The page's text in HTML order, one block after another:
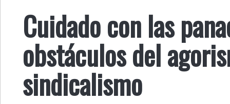
Cuidado con las
obstáculos del
sindicalismo